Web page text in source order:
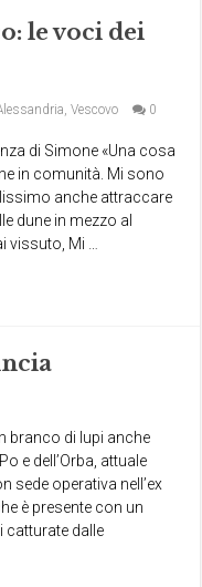
le voci dei
,Vescovo 0
di Simone «Una cosa
in comunità. Mi sono
anche attraccare
dune in mezzo al
vissuto, Mi …
branco di lupi anche
e dell’Orba, attuale
sede operativa nell’ex
è presente con un
catturate dalle